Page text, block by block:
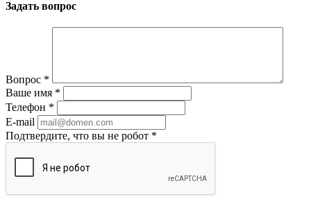
Задать вопрос
Вопрос *
Ваше имя *
Телефон *
E-mail
Подтвердите, что вы не робот *